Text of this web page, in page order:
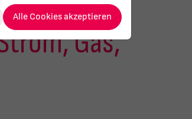
Gas,
Alle Cookies akzeptieren